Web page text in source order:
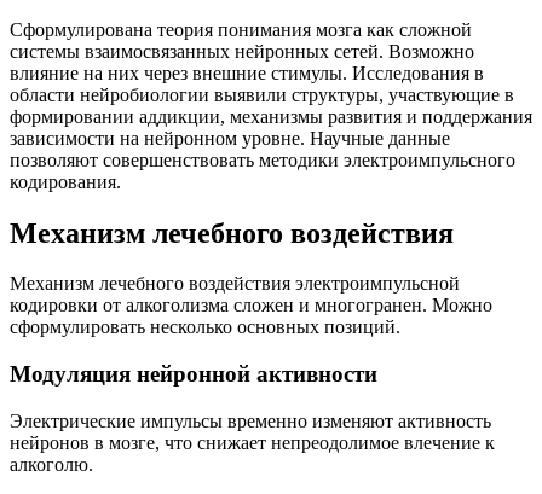
Сформулирована теория понимания мозга как сложной
системы взаимосвязанных нейронных сетей. Возможно
влияние на них через внешние стимулы. Исследования в
области нейробиологии выявили структуры, участвующие в
формировании аддикции, механизмы развития и поддержания
зависимости на нейронном уровне. Научные данные
позволяют совершенствовать методики электроимпульсного
кодирования.
Механизм лечебного воздействия
Механизм лечебного воздействия электроимпульсной
кодировки от алкоголизма сложен и многогранен. Можно
сформулировать несколько основных позиций.
Модуляция нейронной активности
Электрические импульсы временно изменяют активность
нейронов в мозге, что снижает непреодолимое влечение к
алкоголю.